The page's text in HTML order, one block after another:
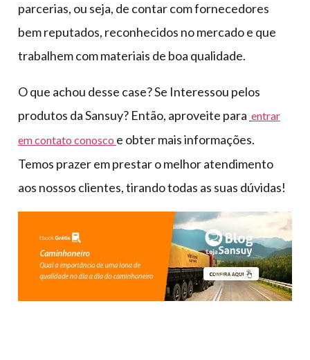
parcerias, ou seja, de contar com fornecedores
bem reputados, reconhecidos no mercado e que
trabalhem com materiais de boa qualidade.
O que achou desse case? Se Interessou pelos
produtos da Sansuy? Então, aproveite para entrar
em contato conosco e obter mais informações.
Temos prazer em prestar o melhor atendimento
aos nossos clientes, tirando todas as suas dúvidas!